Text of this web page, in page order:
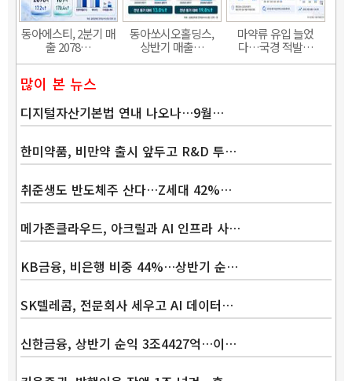
동아에스티, 2분기 매
출 2078…
동아쏘시오홀딩스,
상반기 매출…
마약류 유입 늘었
다…국경 적발…
많이 본 뉴스
디지털자산기본법 연내 나오나…9월…
한미약품, 비만약 출시 앞두고 R&D 투…
취준생도 반도체주 산다…Z세대 42%…
메가존클라우드, 아크릴과 AI 인프라 사…
KB금융, 비은행 비중 44%…상반기 순…
SK텔레콤, 전문회사 세우고 AI 데이터…
신한금융, 상반기 순익 3조4427억…이…